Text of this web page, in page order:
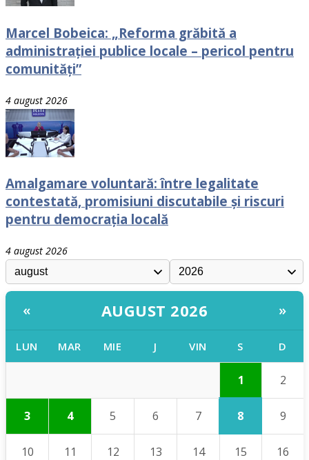
Marcel Bobeica: „Reforma grăbită a
administrației publice locale – pericol pentru
comunități”
4 august 2026
Amalgamare voluntară: între legalitate
contestată, promisiuni discutabile și riscuri
pentru democrația locală
4 august 2026
« AUGUST 2026 »
LUN MAR MIE J VIN S D
1 2
3 4 5 6 7 8 9
10 11 12 13 14 15 16